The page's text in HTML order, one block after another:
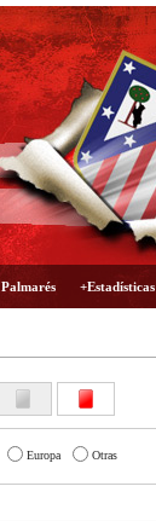
Palmarés +Estadísticas
Europa Otras